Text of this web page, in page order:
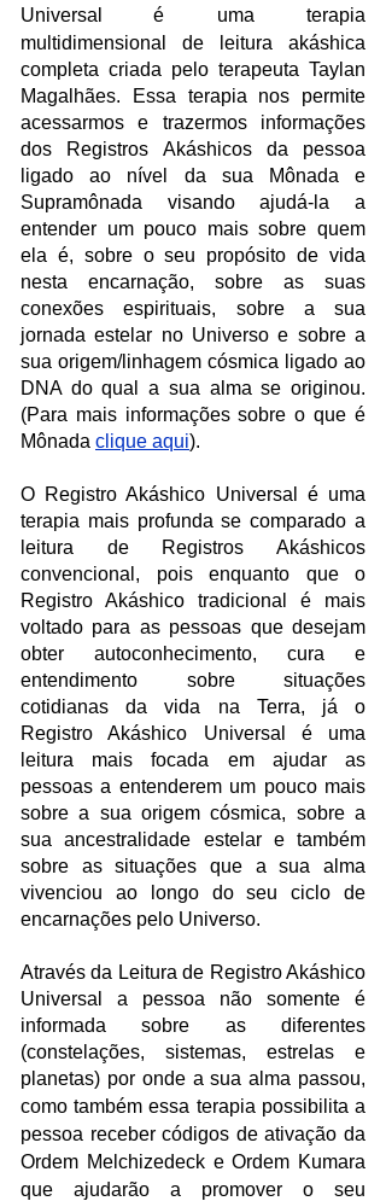
Universal
é uma terapia
multidimensional de leitura akáshica
completa criada pelo terapeuta Taylan
Magalhães. Essa terapia nos permite
acessarmos e trazermos informações
dos Registros Akáshicos da pessoa
ligado ao nível da sua Mônada e
Supramônada visando ajudá-la a
entender um pouco mais sobre quem
ela é, sobre o seu propósito de vida
nesta encarnação, sobre as suas
conexões espirituais, sobre a sua
jornada estelar no Universo e sobre a
sua origem/linhagem cósmica ligado ao
DNA do qual a sua alma se originou.
(Para mais informações sobre o que é
Mônada clique aqui).
O Registro Akáshico Universal é uma
terapia mais profunda se comparado a
leitura de Registros Akáshicos
convencional, pois enquanto que o
Registro Akáshico tradicional é mais
voltado para as pessoas que desejam
obter autoconhecimento, cura e
entendimento sobre situações
cotidianas da vida na Terra, já o
Registro Akáshico Universal é uma
leitura mais focada em ajudar as
pessoas a entenderem um pouco mais
sobre a sua origem cósmica, sobre a
sua ancestralidade estelar e também
sobre as situações que a sua alma
vivenciou ao longo do seu ciclo de
encarnações pelo Universo.
Através da Leitura de Registro Akáshico
Universal a pessoa não somente é
informada sobre as diferentes
(constelações, sistemas, estrelas e
planetas) por onde a sua alma passou,
como também essa terapia possibilita a
pessoa receber códigos de ativação da
Ordem Melchizedeck e Ordem Kumara
que ajudarão a promover o seu